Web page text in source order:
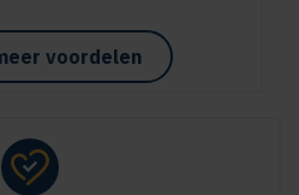
voordelen